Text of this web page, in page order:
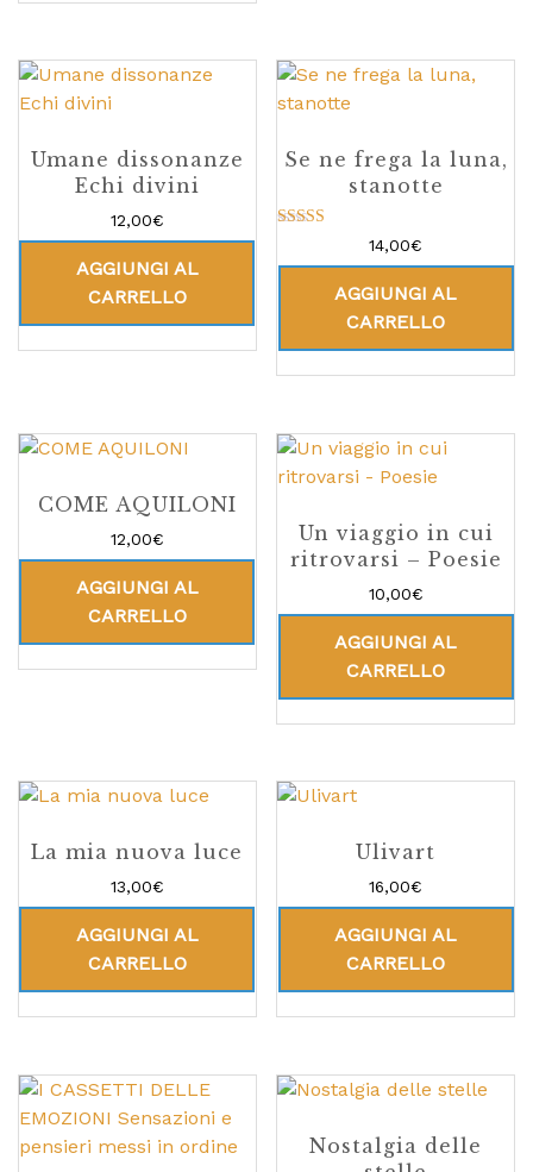
Umane dissonanze
Echi divini
12,00€
AGGIUNGI AL
CARRELLO
Se ne frega la luna,
stanotte
su 5
14,00€
AGGIUNGI AL
CARRELLO
COME AQUILONI
12,00€
AGGIUNGI AL
CARRELLO
Un viaggio in cui
ritrovarsi – Poesie
10,00€
AGGIUNGI AL
CARRELLO
La mia nuova luce
13,00€
AGGIUNGI AL
CARRELLO
Ulivart
16,00€
AGGIUNGI AL
CARRELLO
Nostalgia delle